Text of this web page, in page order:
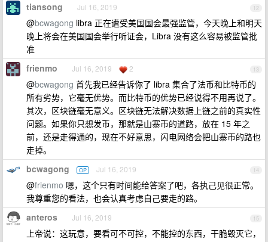
12
tiansong Jul 16, 2019
@bcwagong libra 正在遭受美国国会最强监管，今天晚上和明天
晚上将会在美国国会举行听证会，Libra 没有这么容易被监管批
准
13
frienmo Jul 16, 2019 2
@bcwagong 首先我已经告诉你了 libra 集合了法币和比特币的
所有劣势，它毫无优势。而比特币的优势已经说得不用再说了。
其次，区块链毫无意义。区块链无法解决数据上链之前的真实性
问题。如果你只想发币，那就是山寨币的道路，放在 15 年之
前，还是走得通的，现在不好意思，闪电网络会把山寨币的路也
走掉。
14
bcwagong OP Jul 16, 2019
@frienmo 嗯，这个只有时间能给答案了吧，各执己见很正常。
我尊重您的看法，也会认真考虑自己要走的路。
15
anteros Jul 16, 2019
上帝说：这玩意，要看可不可控，不能控的东西，干脆毁灭它，